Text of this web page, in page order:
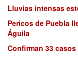
Lluvias intensas
Pericos de Puebla
Águila
Confirman 33